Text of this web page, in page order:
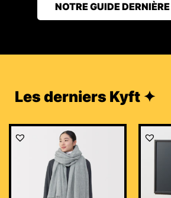
NOTRE GUIDE
Les derniers Kyft ✦